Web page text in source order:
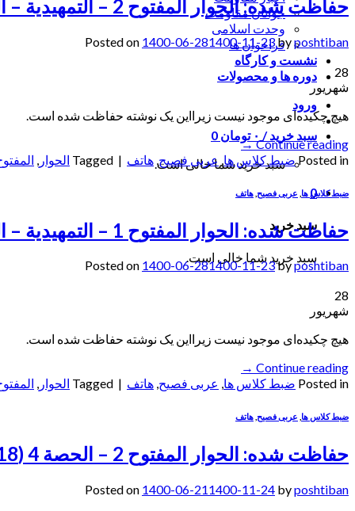
جوانان مقاومت
وحدت اسلامی
فراخوان ها
نشست و کارگاه
دوره ها و محصولات
ورود
سبد خرید / ۰ تومان 0
سبد خرید شما خالی است.
0
سبد خرید
سبد خرید شما خالی است.
حفاظت شده: الحوار المفتوح 2 – التمهیدیة – الحصة 15(1400/6/27) – ألاستاذة حاجی قاسمی
Posted on 1400-06-281400-11-23 byposhtiban
28
شهریور
هیچ چکیده‌ای موجود نیست زیرا‌این یک نوشته حفاظت شده است.
Continue reading
→
Posted in ضبط کلاس ها عربی فصیح هاتف |
Tagged الحوار
ضبط کلاس ها عربی فصیح هاتف
حفاظت شده: الحوار المفتوح 1 – التمهیدیة – الحصة 15(1400/6/27) – ألاستاذة حاجی قاسمی
Posted on 1400-06-281400-11-23byposhtiban
28
شهریور
هیچ چکیده‌ای موجود نیست زیرا‌این یک نوشته حفاظت شده است.
Continue reading
→
Posted in ضبط کلاس ها, عربی فصیح, هاتف |
Tagged الحوار ,
ضبط کلاس ها عربی فصیح هاتف
حفاظت شده: الحوار المفتوح 2 – الحصة 4 (1400/6/18)- ألاستاذة حاجی قاسمی
Posted on 1400-06-211400-11-24 byposhtiban